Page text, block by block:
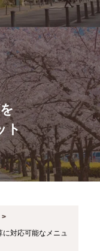
ト
対応可能なメニュ